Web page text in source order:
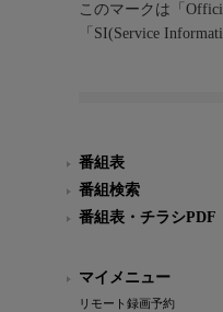
このマークは「
「SI(Service
番組表
番組検索
番組表・チラシPDF
マイメニュー
リモート録画予約